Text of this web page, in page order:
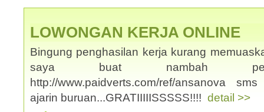
LOWONGAN KERJA ONLINE
Bingung penghasilan kerja kurang
saya buat nambah
http://www.paidverts.com/ref/ansanova
ajarin buruan...GRATIIIIISSSSS!!!! detail >>